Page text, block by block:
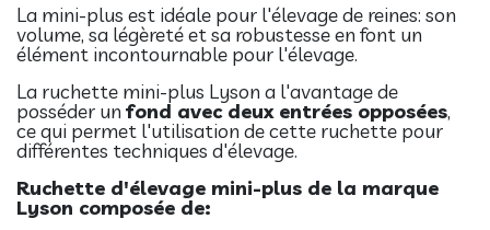
La mini-plus est idéale pour l'élevage de reines: son
volume, sa légèreté et sa robustesse en font un
élément incontournable pour l'élevage.
La ruchette mini-plus Lyson a l'avantage de
posséder un fond avec deux entrées opposées,
ce qui permet l'utilisation de cette ruchette pour
différentes techniques d'élevage.
Ruchette d'élevage mini-plus de la marque
Lyson composée de: